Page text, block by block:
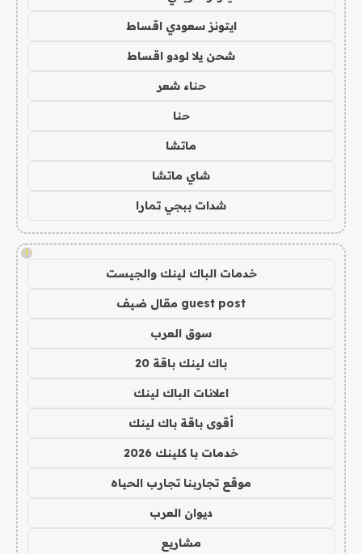
ايتونز سعودي اقساط
شحن يلا لودو اقساط
حناء شعر
حنا
ماتشا
شاي ماتشا
شدات ببجي تمارا
!
خدمات الباك لينك والجيست
guest post مقال ضيف
سوق العرب
باك لينك باقة 20
اعلانات الباك لينك
أقوى باقة باك لينك
خدمات با كلينك 2026
موقع تجاربنا تجارب الحياه
ديوان العرب
مشاريع